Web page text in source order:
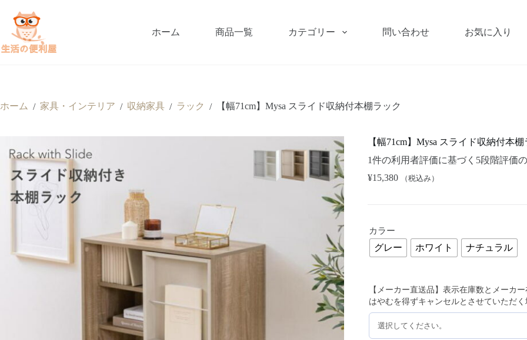
ホーム 商品一覧 カテゴリー 問い合わせ お気に入り
ホーム / 家具・インテリア / 収納家具 / ラック / 【幅71cm】Mysa スライド収納付本棚ラック
【幅71cm】Mysa スライド収納付本棚
1件の利用者評価に基づく5段階評価の
¥15,380 （税込み）
カラー
グレー ホワイト ナチュラル
【メーカー直送品】表示在庫数とメーカ
はやむを得ずキャンセルとさせていただ